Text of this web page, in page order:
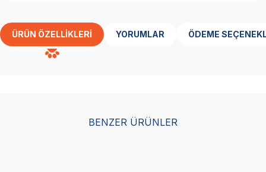
ÜRÜN ÖZELLIKLERI YORUMLAR ÖDEME
BENZER ÜRÜNLER